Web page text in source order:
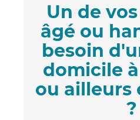
Un de
âgé ou
besoin
domicile
ou ailleurs
?